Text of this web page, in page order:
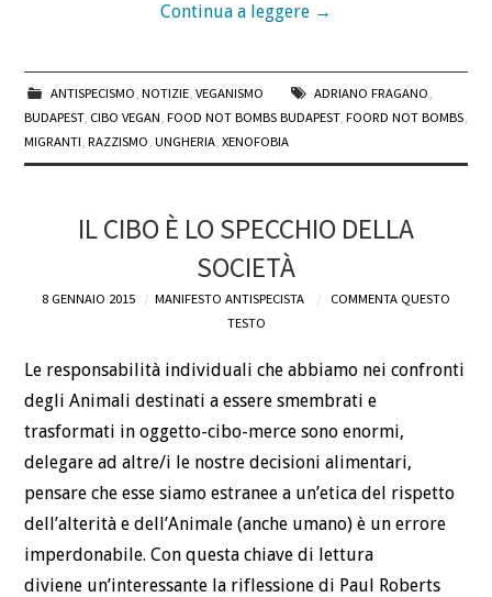
Continua a leggere →
ANTISPECISMO, NOTIZIE, VEGANISMO ADRIANO FRAGANO,
BUDAPEST, CIBO VEGAN,FOOD NOT BOMBS BUDAPEST,FOORD NOT BOMBS,
MIGRANTI,RAZZISMO,UNGHERIA,XENOFOBIA
IL CIBO È LO SPECCHIO DELLA
SOCIETÀ
8 GENNAIO 2015 MANIFESTO ANTISPECISTA
COMMENTA QUESTO
TESTO
Le responsabilità individuali che abbiamo nei confronti
degli Animali destinati a essere smembrati e
trasformati in oggetto-cibo-merce sono enormi,
delegare ad altre/i le nostre decisioni alimentari,
pensare che esse siamo estranee a un’etica del rispetto
dell’alterità e dell’Animale (anche umano) è un errore
imperdonabile. Con questa chiave di lettura
diviene un’interessante la riflessione di Paul Roberts